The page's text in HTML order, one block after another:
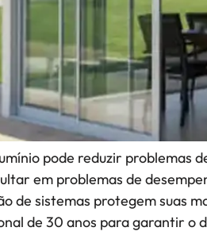
pode reduzir problemas
em problemas de
de sistemas protegem suas
de 30 anos para garantir o